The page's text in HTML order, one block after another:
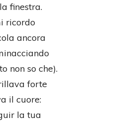
finestra.
ricordo
ancora
non so che).
forte
il cuore:
la tua